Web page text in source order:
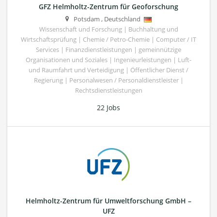
GFZ Helmholtz-Zentrum für Geoforschung
Potsdam , Deutschland
Wissenschaft und Forschung | Buchhaltung und
Wirtschaftsprüfung | Chemie / Petro-Chemie | Computer / IT
Services | Finanzdienstleistungen | gemeinnützige
Organisationen und Soziales | Ingenieurleistungen | Luft-
und Raumfahrt und Verteidigung | Öffentlicher Dienst /
Regierung | Personalwesen / Personaldienstleister |
Rechtsdienstleistungen
22 Jobs
Helmholtz-Zentrum für Umweltforschung GmbH –
UFZ